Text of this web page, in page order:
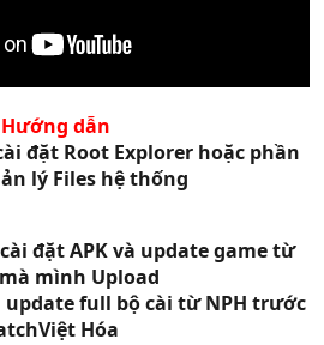
Hướng dẫn
đặt Root Explorer hoặc phần
lý Files hệ thống
đặt APK và update game từ
mình Upload
update full bộ cài từ NPH trước
Hóa